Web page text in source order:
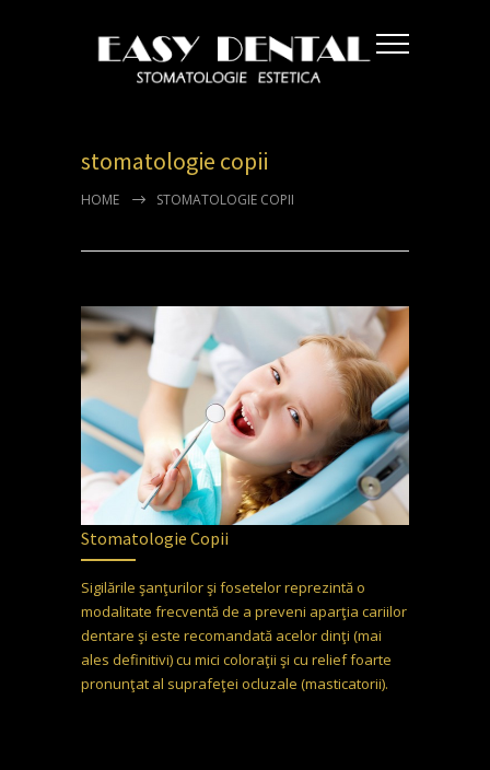
stomatologie copii
HOME STOMATOLOGIE COPII
Stomatologie Copii
Sigilările şanţurilor şi fosetelor reprezintă o
modalitate frecventă de a preveni aparţia cariilor
dentare şi este recomandată acelor dinţi (mai
ales definitivi) cu mici coloraţii şi cu relief foarte
pronunţat al suprafeţei ocluzale (masticatorii).